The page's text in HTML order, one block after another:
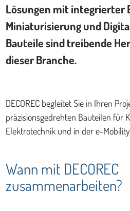
Lösungen mit integrierter
Miniaturisierung und
Bauteile sind treibende
dieser Branche.
DECOREC begleitet Sie in Ihren
präzisionsgedrehten Bauteilen für
Elektrotechnik und in der e-Mobility.
Wann mit DECOREC
zusammenarbeiten?